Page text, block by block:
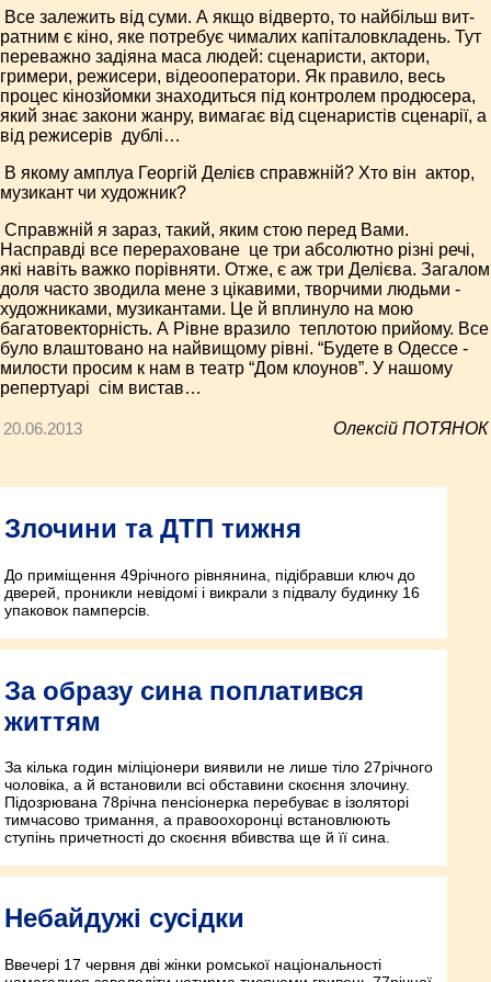
­ Все залежить від суми. А якщо відверто, то найбільш вит­
ратним є кіно, яке потребує чималих капіталовкладень. Тут
переважно задіяна маса людей: сценаристи, актори,
гримери, режисери, відеооператори. Як правило, весь
процес кінозйомки знаходиться під контролем продюсера,
який знає закони жанру, вимагає від сценаристів сценарії, а
від режисерів ­ дублі…
­ В якому амплуа Георгій Делієв справжній? Хто він ­ актор,
музикант чи художник?
­
Справжній я зараз, такий, яким стою перед Вами.
Насправді все перераховане ­ це три абсолютно різні речі,
які навіть важко порівняти. Отже, є аж три Делієва. Загалом
доля часто зводила мене з цікавими, творчими людьми ­
художниками, музикантами. Це й вплинуло на мою
багатовекторність. А Рівне вразило ­ теплотою прийому. Все
було влаштовано на найвищому рівні. “Будете в Одессе ­
милости просим к нам в театр “Дом клоунов”. У нашому
репертуарі ­ сім вистав…
20.06.2013 Олексій ПОТЯНОК
Злочини та ДТП тижня
До приміщення 49­річного рівнянина, підібравши ключ до
дверей, проникли невідомі і викрали з підвалу будинку 16
упаковок памперсів.
За образу сина поплатився
життям
За кілька годин міліціонери виявили не лише тіло 27­річного
чоловіка, а й встановили всі обставини скоєння злочину.
Підозрювана 78­річна пенсіонерка перебуває в ізоляторі
тимчасово тримання, а правоохоронці встановлюють
ступінь причетності до скоєння вбивства ще й її сина.
Небайдужі сусідки
Ввечері 17 червня дві жінки ромської національності